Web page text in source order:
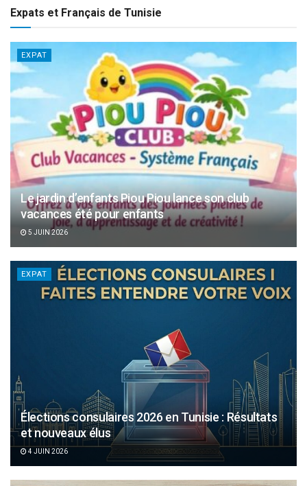
Expats et Français de Tunisie
EXPAT
Le jardin d’enfants Piou Piou lance son club
vacances été pour enfants
5 JUIN 2026
EXPAT
Élections consulaires 2026 en Tunisie : Résultats
et nouveaux élus
4 JUIN 2026